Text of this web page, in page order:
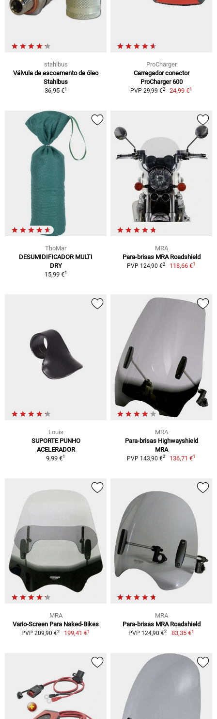
stahlbus
Válvula de escoamento de óleo
Stahlbus
36,95 €1
ProCharger
Carregador conector
ProCharger 600
PVP 29,99 €2 24,99 €1
ThoMar
DESUMIDIFICADOR MULTI
DRY
15,99 €1
MRA
Para-brisas MRA Roadshield
PVP 124,90 €2 118,66 €1
Louis
SUPORTE PUNHO
ACELERADOR
9,99 €1
MRA
Para-brisas Highwayshield
MRA
PVP 143,90 €2 136,71 €1
MRA
Vario-Screen Para Naked-Bikes
PVP 209,90 €2 199,41 €1
MRA
Para-brisas MRA Roadshield
PVP 124,90 €2 83,35 €1